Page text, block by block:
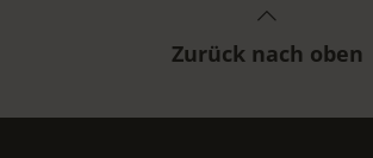
Zurück nach oben